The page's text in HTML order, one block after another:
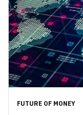
FUTURE OF MONEY